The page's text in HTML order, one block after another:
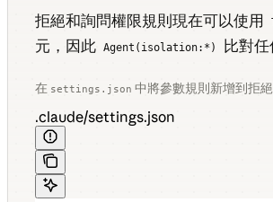
拒絕和詢問權限規則現在可以使用
元，因此 Agent(isolation:*) 比對任
在 settings.json 中將參數規則新增到拒絕
.claude/settings.json